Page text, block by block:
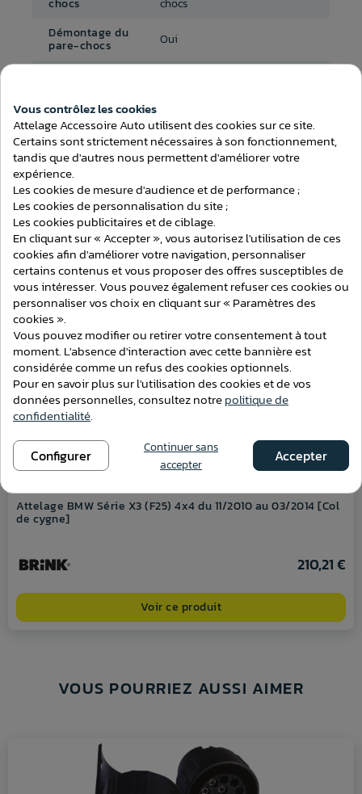
chocs
chocs
Démontage du
pare-chocs Oui
Faisceau inclus faisceau
ATTELAGES
Attelage BMW Série X3 (F25) 4x4 du 11/2010 au 03/2014 [Col
de cygne]
210,21 €
Voir ce produit
VOUS POURRIEZ AUSSI AIMER
Vous contrôlez les cookies
Attelage Accessoire Auto utilisent des cookies sur ce site.
Certains sont strictement nécessaires à son fonctionnement,
tandis que d'autres nous permettent d'améliorer votre
expérience.
Les cookies de mesure d'audience et de performance ;
Les cookies de personnalisation du site ;
Les cookies publicitaires et de ciblage.
En cliquant sur « Accepter », vous autorisez l'utilisation de ces
cookies afin d'améliorer votre navigation, personnaliser
certains contenus et vous proposer des offres susceptibles de
vous intéresser. Vous pouvez également refuser ces cookies ou
personnaliser vos choix en cliquant sur « Paramètres des
cookies ».
Vous pouvez modifier ou retirer votre consentement à tout
moment. L'absence d'interaction avec cette bannière est
considérée comme un refus des cookies optionnels.
Pour en savoir plus sur l'utilisation des cookies et de vos
données personnelles, consultez notrepolitique de
confidentialité.
Configurer
Continuer sans
accepter
Accepter